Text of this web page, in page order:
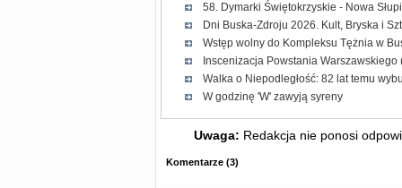
58. Dymarki Świętokrzyskie - Nowa
Dni Buska-Zdroju 2026. Kult, Bryska i
Wstęp wolny do Kompleksu Tężnia w
Inscenizacja Powstania Warszawskiego
Walka o Niepodległość: 82 lat temu
W godzinę 'W' zawyją syreny
Uwaga: Redakcja nie ponosi
Komentarze (3)